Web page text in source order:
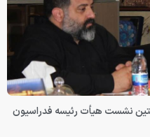
نشست هیأت رئیسه فدراسیون